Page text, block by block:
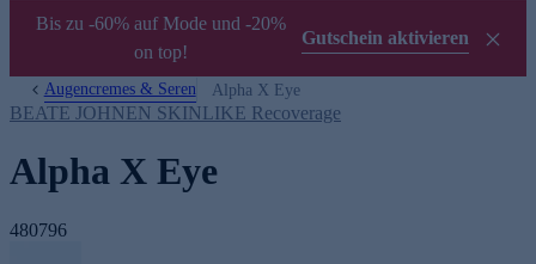
Bis zu -60% auf Mode und -20%
on top!
Gutschein aktivieren
Augencremes & Seren Alpha X Eye
BEATE JOHNEN SKINLIKE Recoverage
Alpha X Eye
480796